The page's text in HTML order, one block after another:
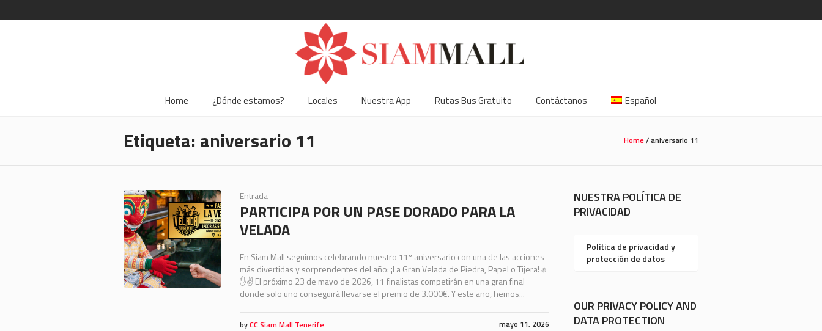
Home ¿Dónde estamos? Locales Nuestra App Rutas Bus Gratuito Contáctanos Español
Etiqueta: aniversario 11 Home/aniversario 11
Entrada
PARTICIPA POR UN PASE DORADO PARA LA
VELADA
En Siam Mall seguimos celebrando nuestro 11º aniversario con una de las acciones
más divertidas y sorprendentes del año: ¡La Gran Velada de Piedra, Papel o Tijera! ✊
✋✌️ El próximo 23 de mayo de 2026, 11 finalistas competirán en una gran final
donde solo uno conseguirá llevarse el premio de 3.000€. Y este año, hemos...
mayo 11, 2026
byCC Siam Mall Tenerife
NUESTRA POLÍTICA DE
PRIVACIDAD
Política de privacidad y
protección de datos
OUR PRIVACY POLICY AND
DATA PROTECTION